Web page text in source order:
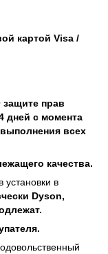
картой Visa /
прав
дней с момента
всех
качества.
установки в
Dyson,